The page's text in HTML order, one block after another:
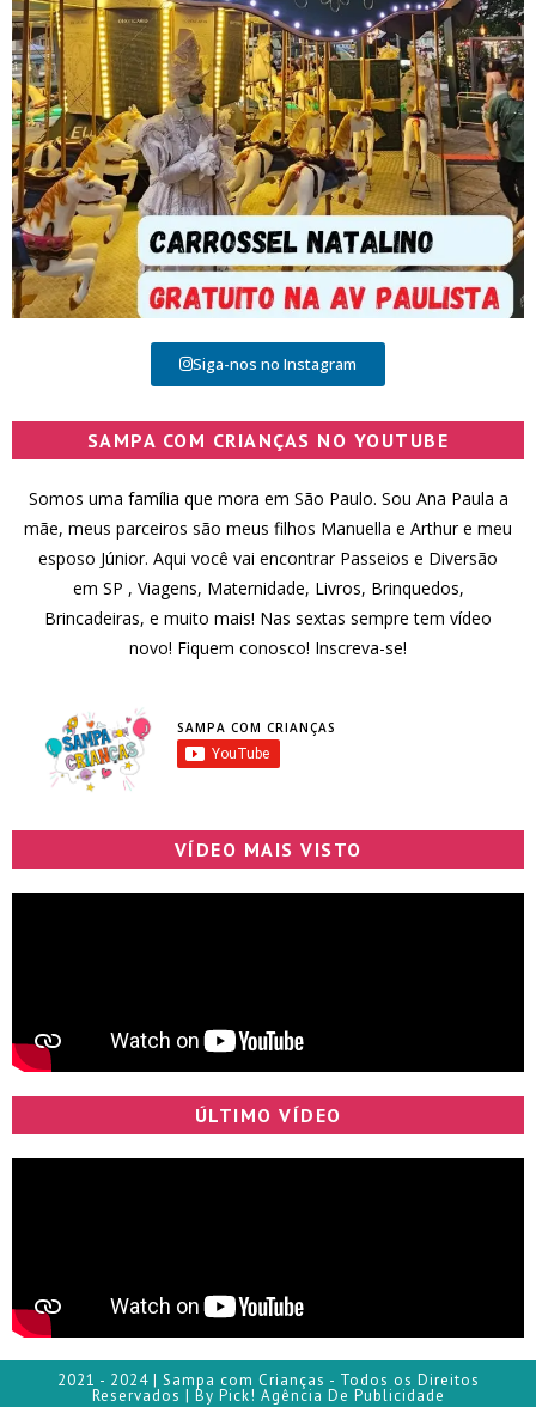
Siga-nos no Instagram
SAMPA COM CRIANÇAS NO YOUTUBE
Somos uma família que mora em São Paulo. Sou Ana Paula a
mãe, meus parceiros são meus filhos Manuella e Arthur e meu
esposo Júnior. Aqui você vai encontrar Passeios e Diversão
em SP , Viagens, Maternidade, Livros, Brinquedos,
Brincadeiras, e muito mais! Nas sextas sempre tem vídeo
novo! Fiquem conosco! Inscreva-se!
SAMPA COM CRIANÇAS
VÍDEO MAIS VISTO
ÚLTIMO VÍDEO
2021 - 2024 | Sampa com Crianças - Todos os Direitos
Reservados | By Pick! Agência De Publicidade